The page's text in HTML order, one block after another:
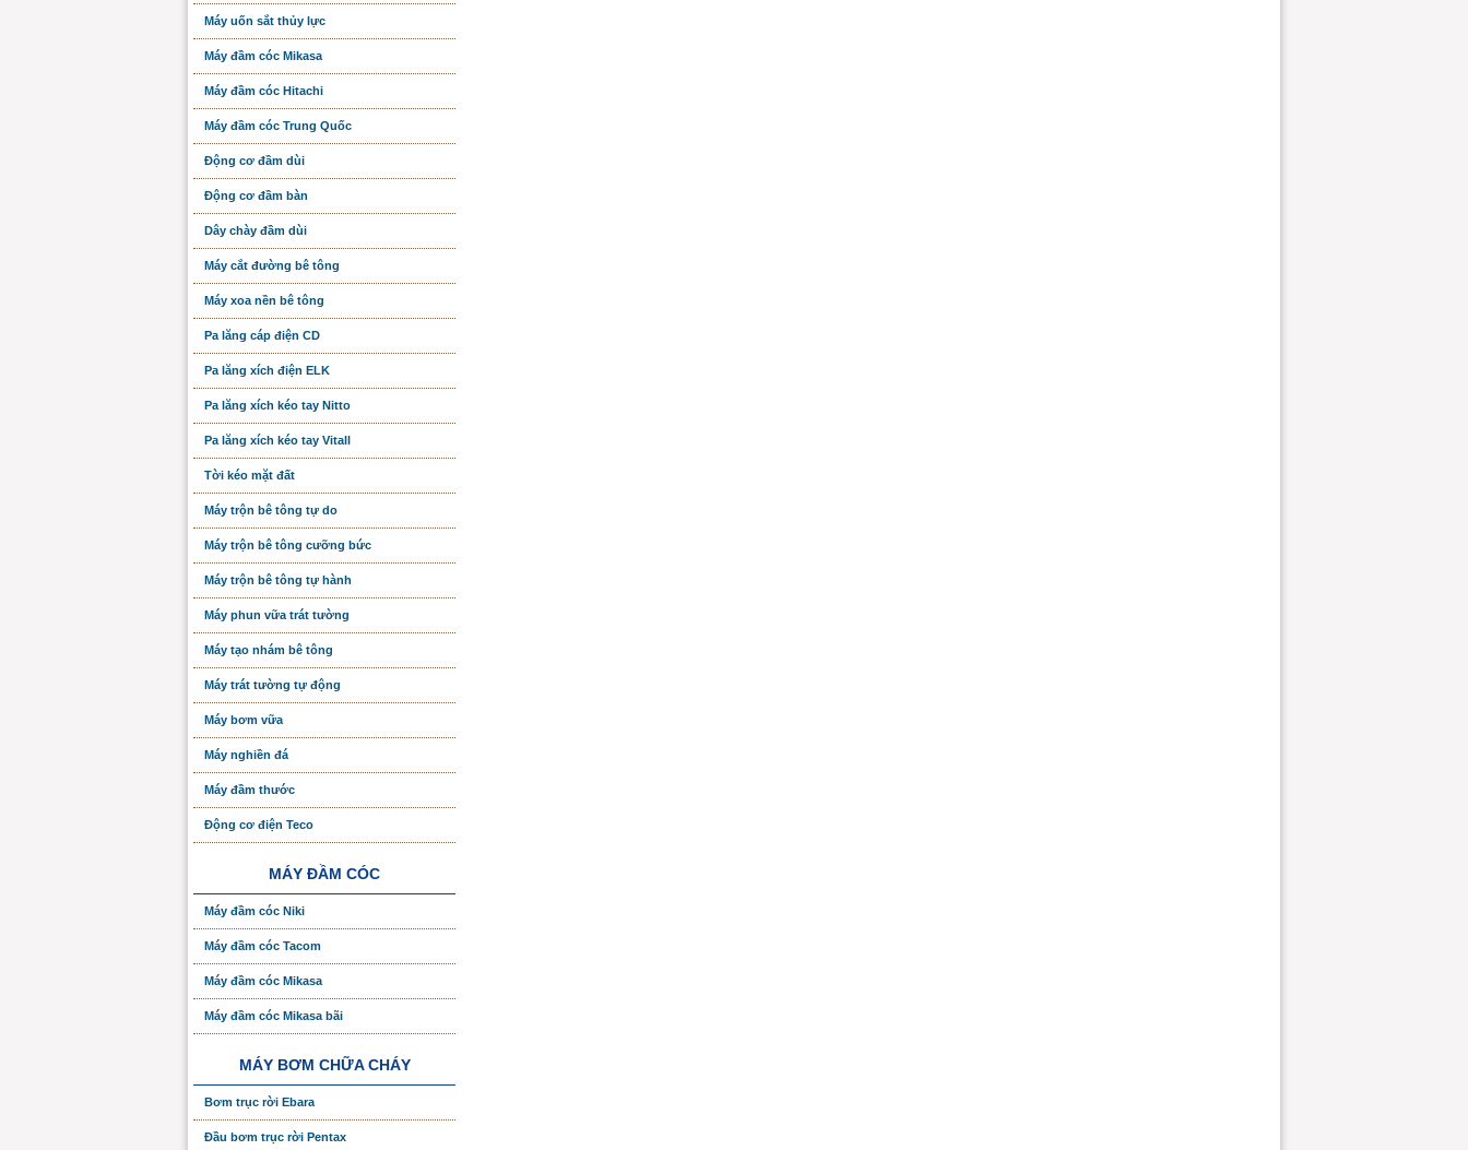
Máy uốn sắt thủy lực
Máy đầm cóc Mikasa
Máy đầm cóc Hitachi
Máy đầm cóc Trung Quốc
Động cơ đầm dùi
Động cơ đầm bàn
Dây chày đầm dùi
Máy cắt đường bê tông
Máy xoa nền bê tông
Pa lăng cáp điện CD
Pa lăng xích điện ELK
Pa lăng xích kéo tay Nitto
Pa lăng xích kéo tay Vitall
Tời kéo mặt đất
Máy trộn bê tông tự do
Máy trộn bê tông cưỡng bức
Máy trộn bê tông tự hành
Máy phun vữa trát tường
Máy tạo nhám bê tông
Máy trát tường tự động
Máy bơm vữa
Máy nghiền đá
Máy đầm thước
Động cơ điện Teco
MÁY ĐẦM CÓC
Máy đầm cóc Niki
Máy đầm cóc Tacom
Máy đầm cóc Mikasa
Máy đầm cóc Mikasa bãi
MÁY BƠM CHỮA CHÁY
Bơm trục rời Ebara
Đầu bơm trục rời Pentax